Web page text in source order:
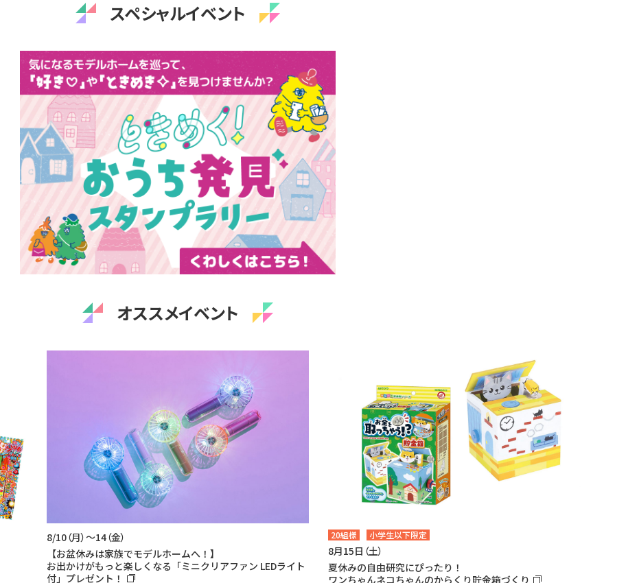
スペシャルイベント
オススメイベント
8/10（月）～14（金）
【お盆休みは家族でモデルホームへ！】
お出かけがもっと楽しくなる「ミニクリアファン LEDライト
付」プレゼント！
20組様 小学生以下限定
8月15日（土）
夏休みの自由研究にぴったり！
ワンちゃんネコちゃんのからくり貯金箱づくり